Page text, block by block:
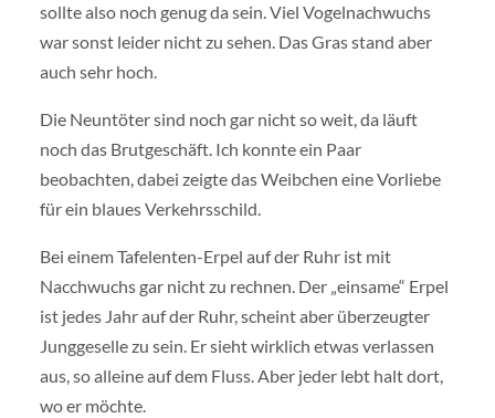
sollte also noch genug da sein. Viel Vogelnachwuchs
war sonst leider nicht zu sehen. Das Gras stand aber
auch sehr hoch.
Die Neuntöter sind noch gar nicht so weit, da läuft
noch das Brutgeschäft. Ich konnte ein Paar
beobachten, dabei zeigte das Weibchen eine Vorliebe
für ein blaues Verkehrsschild.
Bei einem Tafelenten-Erpel auf der Ruhr ist mit
Nacchwuchs gar nicht zu rechnen. Der „einsame“ Erpel
ist jedes Jahr auf der Ruhr, scheint aber überzeugter
Junggeselle zu sein. Er sieht wirklich etwas verlassen
aus, so alleine auf dem Fluss. Aber jeder lebt halt dort,
wo er möchte.